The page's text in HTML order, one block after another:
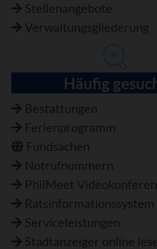
Stellenangebote
Verwaltungsgliederung
Häufig
Bestattungen
Ferienprogramm
Fundsachen
Notrufnummern
PhilMeet
Ratsinformationssystem
Serviceleistungen
Stadtanzeiger online